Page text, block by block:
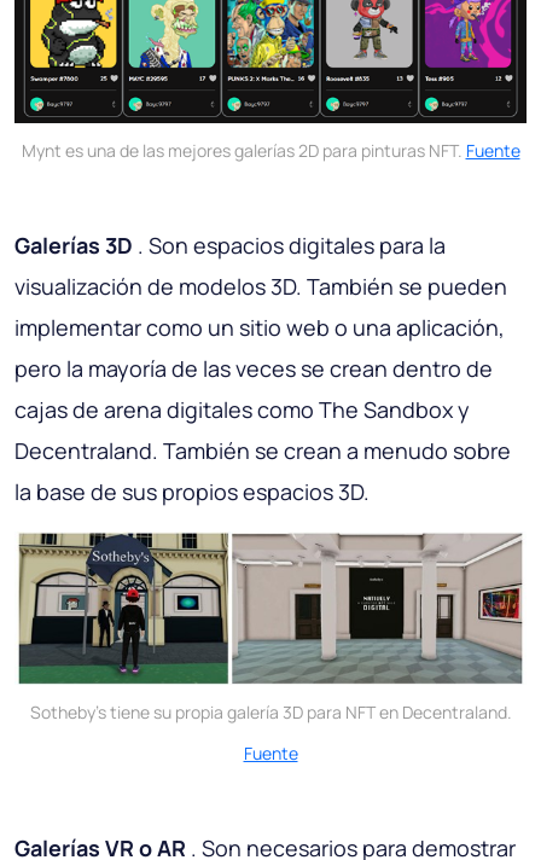
Mynt es una de las mejores galerías 2D para pinturas NFT. Fuente
Galerías 3D . Son espacios digitales para la
visualización de modelos 3D. También se pueden
implementar como un sitio web o una aplicación,
pero la mayoría de las veces se crean dentro de
cajas de arena digitales como The Sandbox y
Decentraland. También se crean a menudo sobre
la base de sus propios espacios 3D.
Sotheby's tiene su propia galería 3D para NFT en Decentraland.
Fuente
Galerías VR o AR . Son necesarios para demostrar